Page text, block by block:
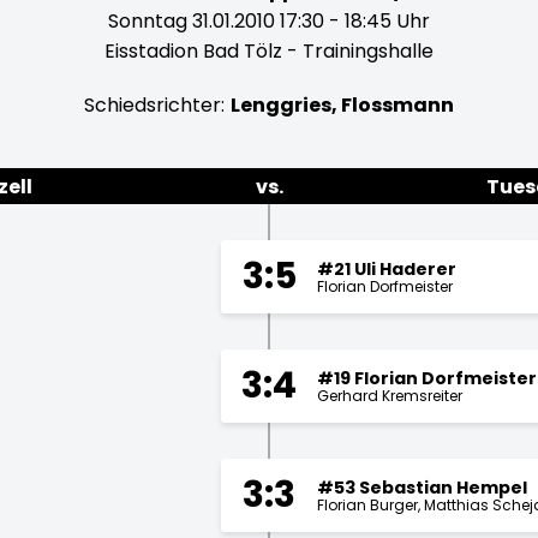
Sonntag 31.01.2010 17:30 - 18:45 Uhr
Eisstadion Bad Tölz - Trainingshalle
Schiedsrichter: Lenggries, Flossmann
vs.
3:5 #21 Uli Haderer
Florian Dorfmeister
3:4 #19 Florian Dorfmeister
Gerhard Kremsreiter
3:3 #53 Sebastian Hempel
Florian Burger Matthias